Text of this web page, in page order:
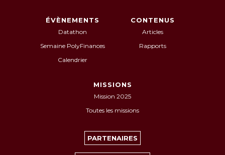
MISSIONS
Mission 2025
Toutes les missions
ÉVÈNEMENTS
Datathon
Semaine PolyFinances
Calendrier
CONTENUS
Articles
Rapports
PARTENAIRES